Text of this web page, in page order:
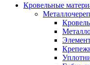
Кровельные